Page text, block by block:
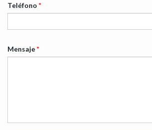
Teléfono *
Mensaje*